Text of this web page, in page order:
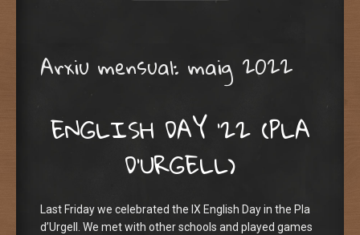
Arxiu mensual: maig 2022
ENGLISH DAY ’22 (PLA
D’URGELL)
Last Friday we celebrated the IX English Day in the Pla
d’Urgell. We met with other schools and played games